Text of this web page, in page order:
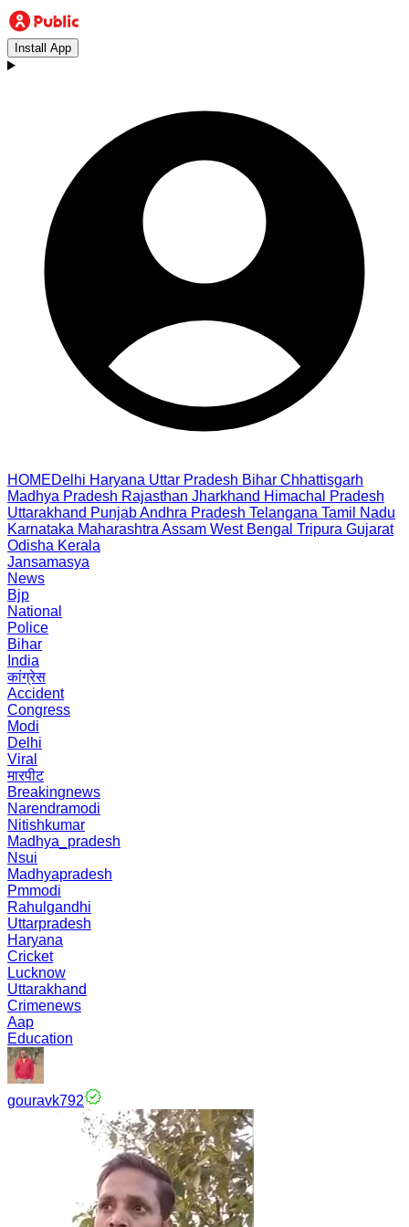
Install App
HOMEDelhi Haryana Uttar Pradesh Bihar Chhattisgarh
Madhya Pradesh Rajasthan Jharkhand Himachal Pradesh
Uttarakhand PunjabAndhra Pradesh Telangana Tamil Nadu
Karnataka Maharashtra Assam West Bengal Tripura Gujarat
Odisha Kerala
Jansamasya
News
Bjp
National
Police
Bihar
India
कांग्रेस
Accident
Congress
Modi
Delhi
Viral
मारपीट
Breakingnews
Narendramodi
Nitishkumar
Madhya_pradesh
Nsui
Madhyapradesh
Pmmodi
Rahulgandhi
Uttarpradesh
Haryana
Cricket
Lucknow
Uttarakhand
Crimenews
Aap
Education
gouravk792